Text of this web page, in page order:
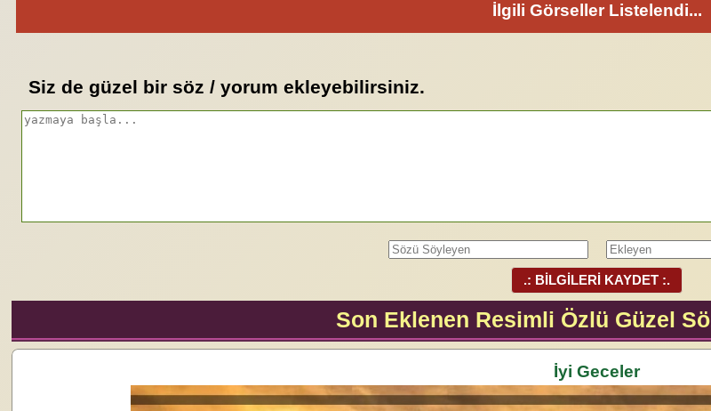
İlgili Görseller Listelendi...
Siz de güzel bir söz / yorum ekleyebilirsiniz.
.: BİLGİLERİ KAYDET :.
Son Eklenen Resimli Özlü Güzel
İyi Geceler